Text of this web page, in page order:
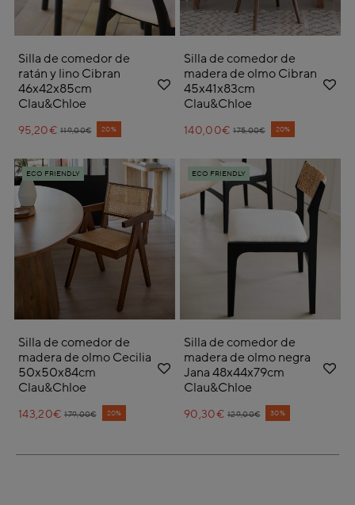
Silla de comedor de
ratán y lino Cibran
46x42x85cm
Clau&Chloe
Price reduced from
119,00€
to 20%
95,20€
Silla de comedor de
madera de olmo Cibran
45x41x83cm
Clau&Chloe
Price reduced from
175,00€
to 20%
140,00€
ECO FRIENDLY
Silla de comedor de
madera de olmo Cecilia
50x50x84cm
Clau&Chloe
Price reduced from
179,00€
to 20%
143,20€
ECO FRIENDLY
Silla de comedor de
madera de olmo negra
Jana 48x44x79cm
Clau&Chloe
Price reduced from
129,00€
to 30%
90,30€